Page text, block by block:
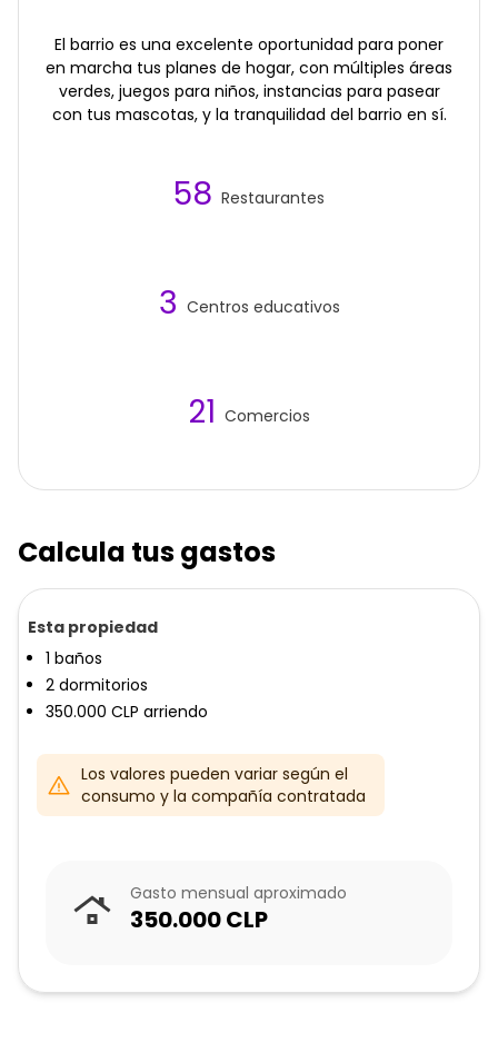
El barrio es una excelente oportunidad para poner
en marcha tus planes de hogar, con múltiples áreas
verdes, juegos para niños, instancias para pasear
con tus mascotas, y la tranquilidad del barrio en sí.
58 Restaurantes
3 Centros educativos
21 Comercios
Calcula tus gastos
Esta propiedad
1 baños
2 dormitorios
350.000 CLP arriendo
Los valores pueden variar según el
consumo y la compañía contratada
Gasto mensual aproximado
350.000CLP